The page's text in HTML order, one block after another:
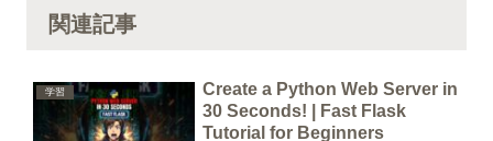
関連記事
学習
Create a Python Web Server in
30 Seconds! | Fast Flask
Tutorial for Beginners